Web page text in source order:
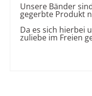
Unsere Bänder
gegerbte Produkt
Da es sich hierbei
zuliebe im Freien